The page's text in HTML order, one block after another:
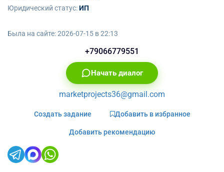
Юридический статус:ИП
Была на сайте:2026-07-15 в 22:13
+79066779551
Начать диалог
marketprojects36@gmail.com
Создать задание Добавить в избранное
Добавить рекомендацию